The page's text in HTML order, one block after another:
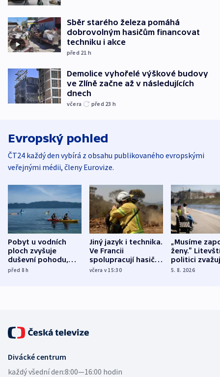
Sběr starého železa pomáhá
dobrovolným hasičům financovat
techniku i akce
před 21 h
Demolice vyhořelé výškové budovy
ve Zlíně začne až v následujících
dnech
včera před 23 h
Evropský pohled
ČT24 každý den vybírá z obsahu publikovaného evropskými
veřejnými médii, členy Eurovize.
Pobyt u vodních
ploch zvyšuje
duševní pohodu,
ukázala
před 8h
Jiný jazyk i technika.
Ve Francii
spolupracují hasiči z
různých zemí
včera v 15:30
„Musíme
ženy.“
politici
dohodu o
5. 8. 2026
Divácké centrum
každý všední den:8:00—16:00 hodin